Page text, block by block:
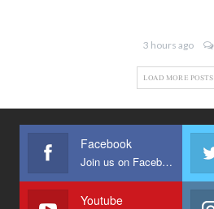
3 hours ago
LOAD MORE POSTS
Facebook
Join us on Facebook
Youtube